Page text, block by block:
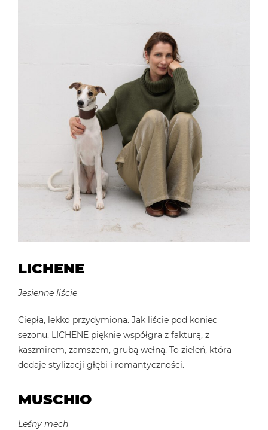
LICHENE
Jesienne liście
Ciepła, lekko przydymiona. Jak liście pod koniec
sezonu. LICHENE pięknie współgra z fakturą, z
kaszmirem, zamszem, grubą wełną. To zieleń, która
dodaje stylizacji głębi i romantyczności.
MUSCHIO
Leśny mech